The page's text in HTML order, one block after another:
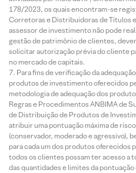
178/2023, os quais encontram-se
Corretoras e Distribuidoras de Títulos
assessor de investimento não pode
gestão de patrimônio de clientes,
solicitar autorização prévia do cliente
no mercado de capitais.
Para fins de verificação da
produtos de investimento oferecidos
metodologia de adequação dos
Regras e Procedimentos ANBIMA de
de Distribuição de Produtos de
atribuir uma pontuação máxima de
(conservador, moderado e agressivo),
para cada um dos produtos oferecidos
todos os clientes possam ter acesso a
das quantidades e limites da